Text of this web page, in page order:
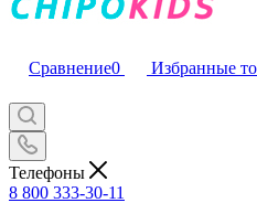
Сравнение0 Избранные
Телефоны
8 800 333-30-11